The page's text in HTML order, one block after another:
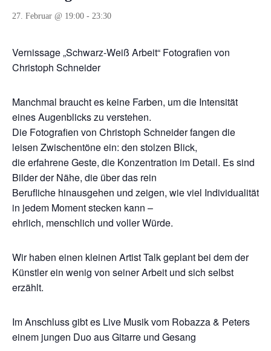
27. Februar @ 19:00 - 23:30
Vernissage „Schwarz-Weiß Arbeit“ Fotografien von
Christoph Schneider
Manchmal braucht es keine Farben, um die Intensität
eines Augenblicks zu verstehen.
Die Fotografien von Christoph Schneider fangen die
leisen Zwischentöne ein: den stolzen Blick,
die erfahrene Geste, die Konzentration im Detail. Es sind
Bilder der Nähe, die über das rein
Berufliche hinausgehen und zeigen, wie viel Individualität
in jedem Moment stecken kann –
ehrlich, menschlich und voller Würde.
Wir haben einen kleinen Artist Talk geplant bei dem der
Künstler ein wenig von seiner Arbeit und sich selbst
erzählt.
Im Anschluss gibt es Live Musik vom Robazza & Peters
einem jungen Duo aus Gitarre und Gesang